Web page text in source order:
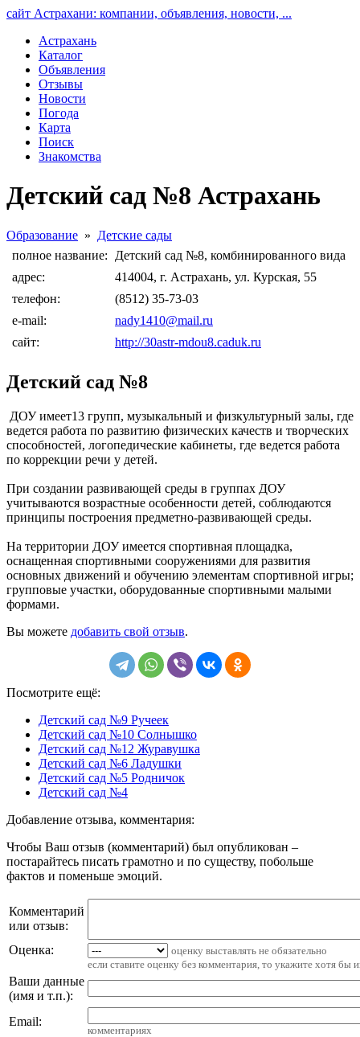
сайт Астрахани: компании, объявления, новости, ...
Астрахань
Каталог
Объявления
Отзывы
Новости
Погода
Карта
Поиск
Знакомства
Детский сад №8 Астрахань
Образование » Детские сады
полное название:
Детский сад №8, комбинированного вида
адрес:
414004, г. Астрахань, ул. Курская, 55
телефон:
(8512) 35-73-03
e-mail:
nady1410@mail.ru
сайт:
http://30astr-mdou8.caduk.ru
Детский сад №8
ДОУ имеет13 групп, музыкальный и физкультурный залы, где
ведется работа по развитию физических качеств и творческих
способностей, логопедические кабинеты, где ведется работа
по коррекции речи у детей.
При создании развивающей среды в группах ДОУ
учитываются возрастные особенности детей, соблюдаются
принципы построения предметно-развивающей среды.
На территории ДОУ имеется спортивная площадка,
оснащенная спортивными сооружениями для развития
основных движений и обучению элементам спортивной игры;
групповые участки, оборудованные спортивными малыми
формами.
Вы можете добавить свой отзыв.
Посмотрите ещё:
Детский сад №9 Ручеек
Детский сад №10 Солнышко
Детский сад №12 Журавушка
Детский сад №6 Ладушки
Детский сад №5 Родничок
Детский сад №4
Добавление отзыва, комментария:
Чтобы Ваш отзыв (комментарий) был опубликован –
постарайтесь писать грамотно и по существу, побольше
фактов и поменьше эмоций.
Комментарий
или отзыв:
Оценка:
оценку выставлять не обязательно
если ставите оценку без комментария, то укажите хотя бы
Ваши данные
(имя и т.п.):
Email:
комментариях